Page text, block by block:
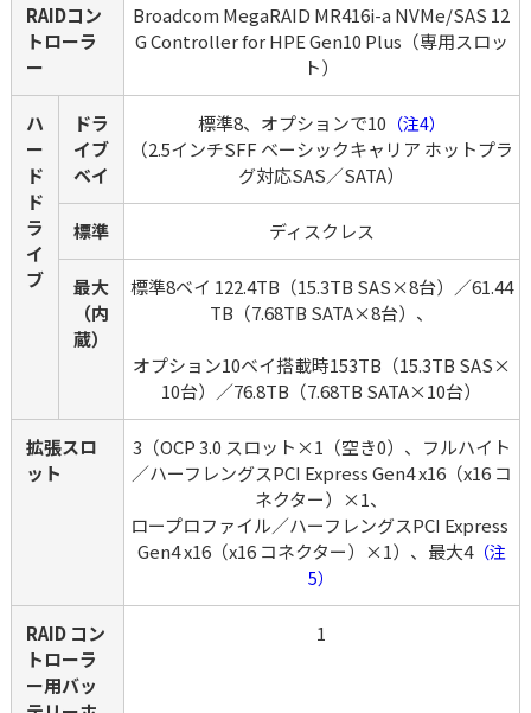
RAIDコン
トローラ
ー
Broadcom MegaRAID MR416i-a NVMe/SAS 12
G Controller for HPE Gen10 Plus（専用スロッ
ト）
ハ
ー
ド
ド
ラ
イ
ブ
ドラ
イブ
ベイ
標準8、オプションで10 （注4）
（2.5インチSFF ベーシックキャリア ホットプラ
グ対応SAS／SATA）
標準 ディスクレス
最大
（内
蔵）
標準8ベイ 122.4TB（15.3TB SAS×8台）／61.44
TB（7.68TB SATA×8台）、
オプション10ベイ搭載時153TB（15.3TB SAS×
10台）／76.8TB（7.68TB SATA×10台）
拡張スロ
ット
3（OCP 3.0 スロット×1（空き0）、フルハイト
／ハーフレングスPCI Express Gen4 x16（x16 コ
ネクター）×1、
ロープロファイル／ハーフレングスPCI Express
Gen4 x16（x16 コネクター）×1）、最大4（注
5）
RAID コン
トローラ
ー用バッ
1